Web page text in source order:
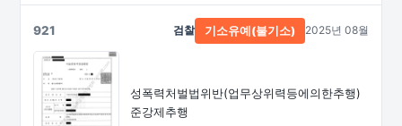
921
성폭력처벌법위반(업무상위력등에의한추행)
준강제추행
검찰 기소유예(불기소) 2025년 08월